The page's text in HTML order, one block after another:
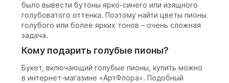
было вывести бутоны ярко-синего или изящного
голубоватого оттенка. Поэтому найти цветы пионы
голубого или более ярких тонов – очень сложная
задача.
Кому подарить голубые пионы?
Букет, включающий голубые пионы, купить можно
в интернет-магазине «АртФлора». Подобный